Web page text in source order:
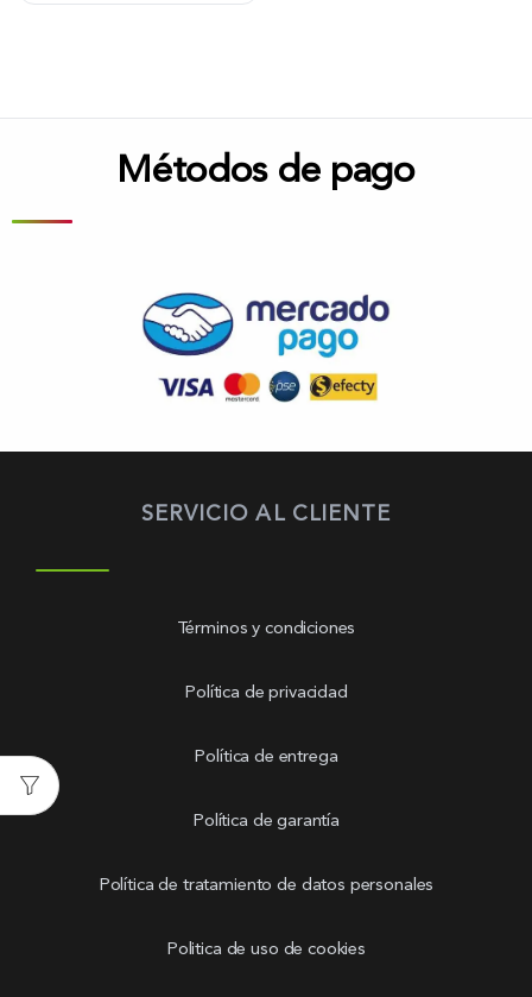
Métodos de pago
SERVICIO AL CLIENTE
Términos y condiciones
Política de privacidad
Política de entrega
Política de garantía
Política de tratamiento de datos personales
Politica de uso de cookies